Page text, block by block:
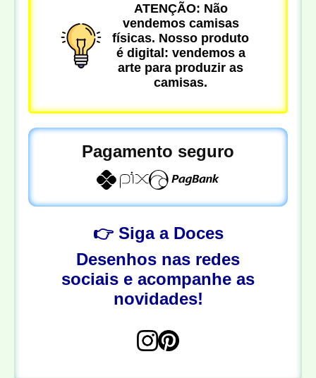
ATENÇÃO: Não
vendemos camisas
físicas. Nosso produto
é digital: vendemos a
arte para produzir as
camisas.
Pagamento seguro
👉 Siga a Doces
Desenhos nas redes
sociais e acompanhe as
novidades!